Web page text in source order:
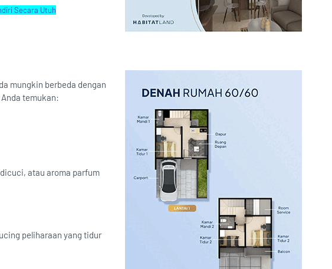
Secara Utuh
mungkin berbeda dengan
temukan:
atau aroma parfum
peliharaan yang tidur